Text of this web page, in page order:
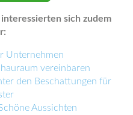
sich zudem
Unternehmen
vereinbaren
den Beschattungen für
Aussichten